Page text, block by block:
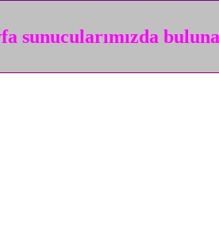
sunucularımızda